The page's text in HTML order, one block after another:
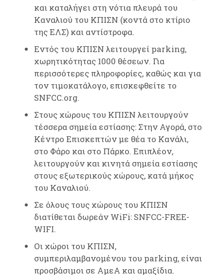
και καταλήγει στη νότια πλευρά του
Καναλιού του ΚΠΙΣΝ (κοντά στο κτίριο
της ΕΛΣ) και αντίστροφα.
Εντός του ΚΠΙΣΝ λειτουργεί parking,
χωρητικότητας 1000 θέσεων. Για
περισσότερες πληροφορίες, καθώς και για
τον τιμοκατάλογο, επισκεφθείτε το
SNFCC.org.
Στους χώρους του ΚΠΙΣΝ λειτουργούν
τέσσερα σημεία εστίασης: Στην Αγορά, στο
Κέντρο Επισκεπτών με θέα το Κανάλι,
στο Φάρο και στο Πάρκο. Επιπλέον,
λειτουργούν και κινητά σημεία εστίασης
στους εξωτερικούς χώρους, κατά μήκος
του Καναλιού.
Σε όλους τους χώρους του ΚΠΙΣΝ
διατίθεται δωρεάν WiFi: SNFCC-FREE-
WIFI.
Οι χώροι του ΚΠΙΣΝ,
συμπεριλαμβανομένου του parking, είναι
προσβάσιμοι σε ΑμεΑ και αμαξίδια.